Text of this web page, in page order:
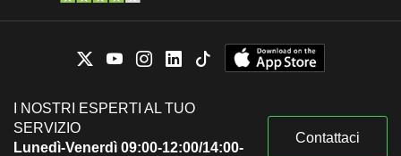
I NOSTRI ESPERTI AL TUO
SERVIZIO
Lunedì-Venerdì 09:00-12:00/14:00-
Contattaci